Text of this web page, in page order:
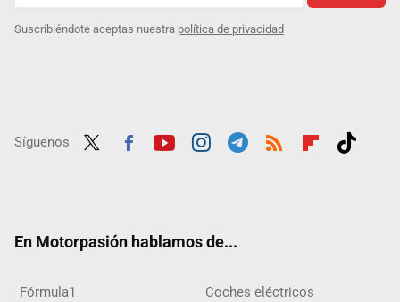
Suscribiéndote aceptas nuestra política de privacidad
Síguenos
En Motorpasión hablamos de...
Fórmula1 Coches eléctricos